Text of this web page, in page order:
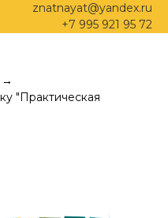
znatnayat@yandex.ru
+7 995 921 95 72
→
"Практическая